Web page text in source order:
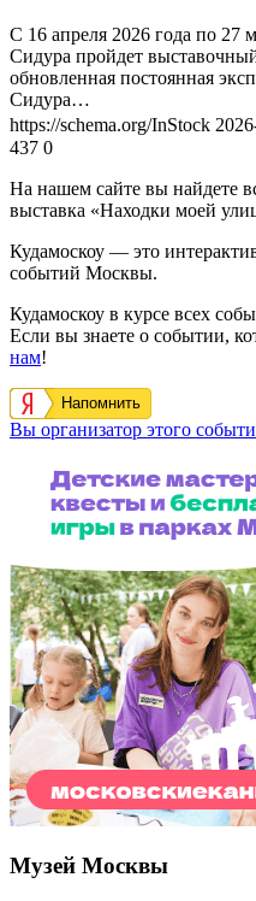
С 16 апреля 2026 года по 27
Сидура пройдет
обновленная постоянная
Сидура…
https://schema.org/InStock
437 0
На нашем сайте вы найдете
выставка «Находки моей
Кудамоскоу — это
событий Москвы.
Кудамоскоу в курсе всех
Если вы знаете о событии,
нам!
Напомнить
Вы организатор этого
Музей Москвы